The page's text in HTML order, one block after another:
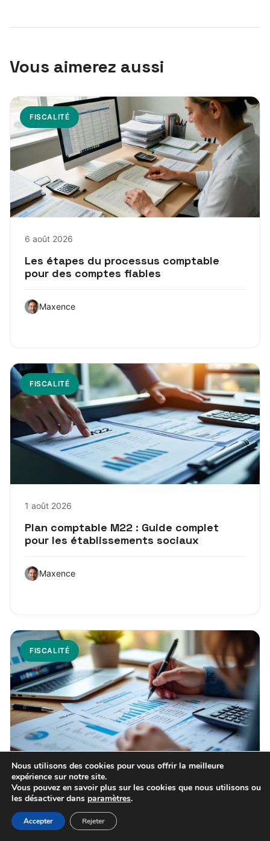
Vous aimerez aussi
FISCALITÉ
6 août 2026
Les étapes du processus comptable
pour des comptes fiables
Maxence
FISCALITÉ
1 août 2026
Plan comptable M22 : Guide complet
pour les établissements sociaux
Maxence
FISCALITÉ
31 juillet 2026
PDF du bilan comptable : guide complet
pour bien l’utiliser
Nous utilisons des cookies pour vous offrir la meilleure
expérience sur notre site.
Vous pouvez en savoir plus sur les cookies que nous utilisons ou
les désactiver dans paramètres.
Accepter Rejeter